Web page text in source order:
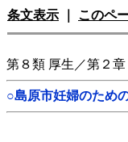
条文表示 このペ
第８類 厚生／第２
○島原市妊婦のため